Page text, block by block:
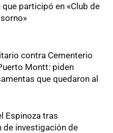
que participó en «Club de
contra Cementerio
Montt: piden
que quedaron al
Espinoza tras
de investigación de